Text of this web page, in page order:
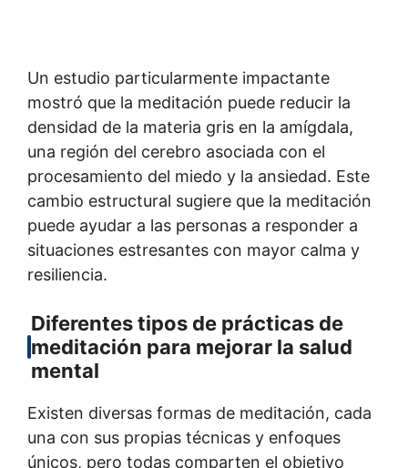
Un estudio particularmente impactante
mostró que la meditación puede reducir la
densidad de la materia gris en la amígdala,
una región del cerebro asociada con el
procesamiento del miedo y la ansiedad. Este
cambio estructural sugiere que la meditación
puede ayudar a las personas a responder a
situaciones estresantes con mayor calma y
resiliencia.
Diferentes tipos de prácticas de
meditación para mejorar la salud
mental
Existen diversas formas de meditación, cada
una con sus propias técnicas y enfoques
únicos, pero todas comparten el objetivo